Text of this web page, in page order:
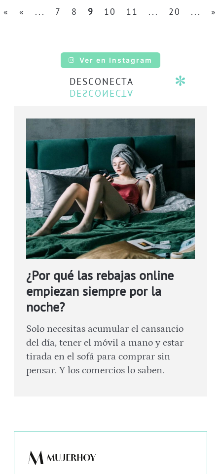
« « ... 7 8 9 10 11 ... 20 ... »
Ver en Instagram
DESCONECTA
¿Por qué las rebajas online
empiezan siempre por la
noche?
Solo necesitas acumular el cansancio
del día, tener el móvil a mano y estar
tirada en el sofá para comprar sin
pensar. Y los comercios lo saben.